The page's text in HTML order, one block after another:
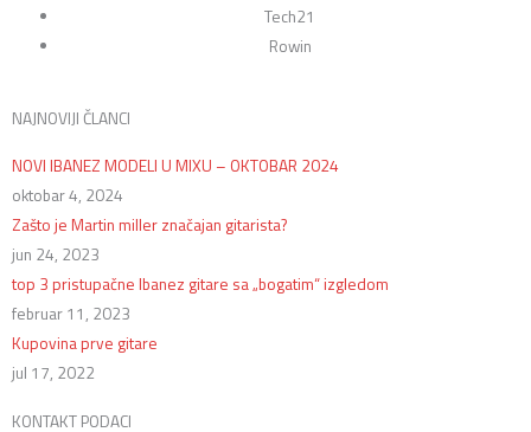
Tech21
Rowin
NAJNOVIJI ČLANCI
NOVI IBANEZ MODELI U MIXU – OKTOBAR 2024
oktobar 4, 2024
Zašto je Martin miller značajan gitarista?
jun 24, 2023
top 3 pristupačne Ibanez gitare sa „bogatim“ izgledom
februar 11, 2023
Kupovina prve gitare
jul 17, 2022
KONTAKT PODACI